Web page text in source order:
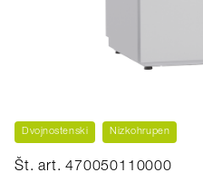
Dvojnostenski Nizkohrupen
Št. art. 470050110000